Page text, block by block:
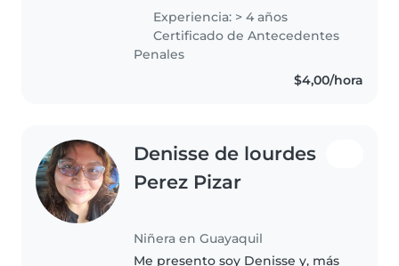
Experiencia: > 4 años
Certificado de Antecedentes
Penales
$4,00/hora
Denisse de lourdes
Perez Pizar
Niñera en Guayaquil
Me presento soy Denisse y, más